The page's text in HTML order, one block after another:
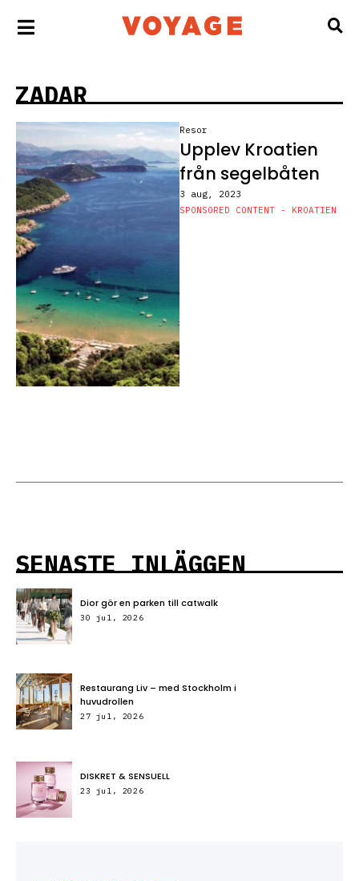
ZADAR
Resor
Upplev Kroatien
från segelbåten
3 aug, 2023
SPONSORED CONTENT - KROATIEN
SENASTE INLÄGGEN
Dior gör en parken till catwalk
30 jul, 2026
Restaurang Liv – med Stockholm i
huvudrollen
27 jul, 2026
DISKRET & SENSUELL
23 jul, 2026